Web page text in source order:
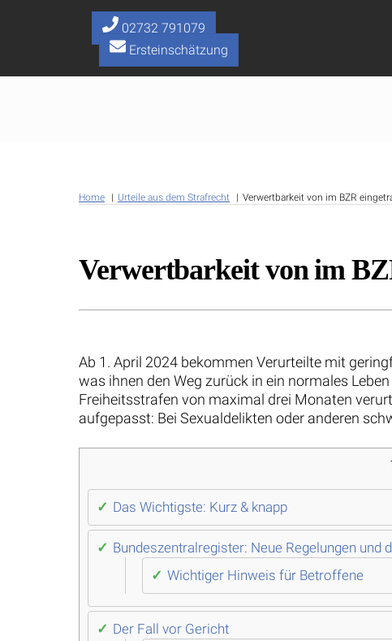
02732 791079
Ersteinschätzung
Home Urteile aus dem Strafrecht Verwertbarkeit von im BZR
Verwertbarkeit von im
Ab 1. April 2024 bekommen Verurteilte mit
was ihnen den Weg zurück in ein normales
Freiheitsstrafen von maximal drei Monaten
aufgepasst: Bei Sexualdelikten oder anderen
Das Wichtigste: Kurz & knapp
Bundeszentralregister: Neue Regelungen und
Wichtiger Hinweis für Betroffene
Der Fall vor Gericht